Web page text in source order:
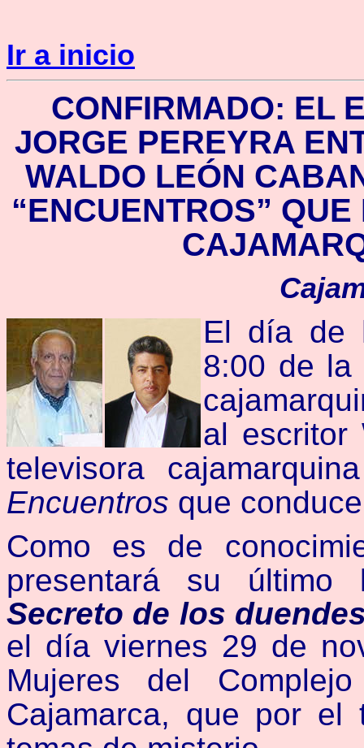
Ir a inicio
CONFIRMADO: EL
JORGE PEREYRA
WALDO LEÓN
“ENCUENTROS”
El día de
8:00 de la
al escritor
televisora
Encuentros que
Como es de
presentará su
Secreto de los
el día viernes 29 de
Mujeres del
Cajamarca, que por el